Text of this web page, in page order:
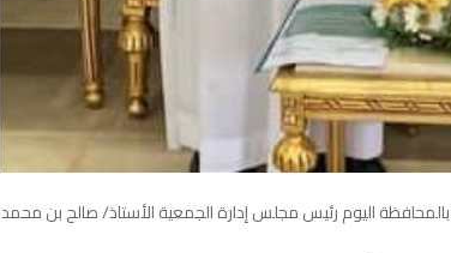
اليوم رئيس مجلس إدارة الجمعية الأستاذ/ صالح بن محمد